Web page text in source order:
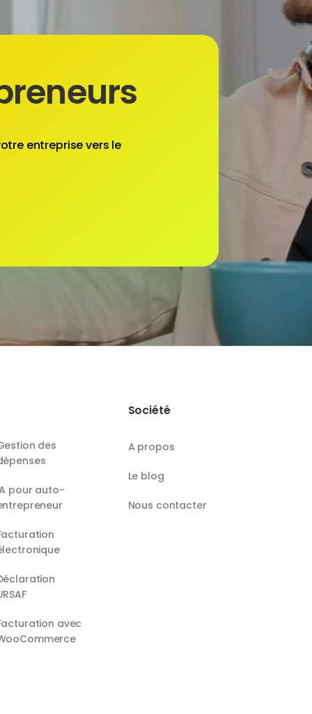
entreprise vers le
des
pour auto-
avec
Société
A propos
Le blog
Nous contacter